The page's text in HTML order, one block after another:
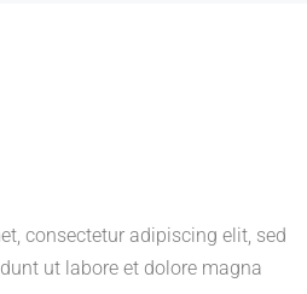
consectetur adipiscing elit, sed
ut labore et dolore magna